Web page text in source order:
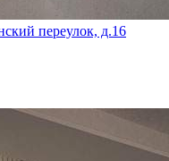
переулок, д.16